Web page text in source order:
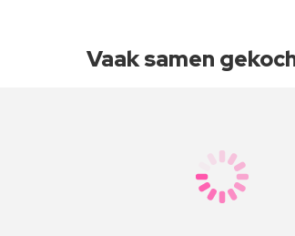
Vaak samen